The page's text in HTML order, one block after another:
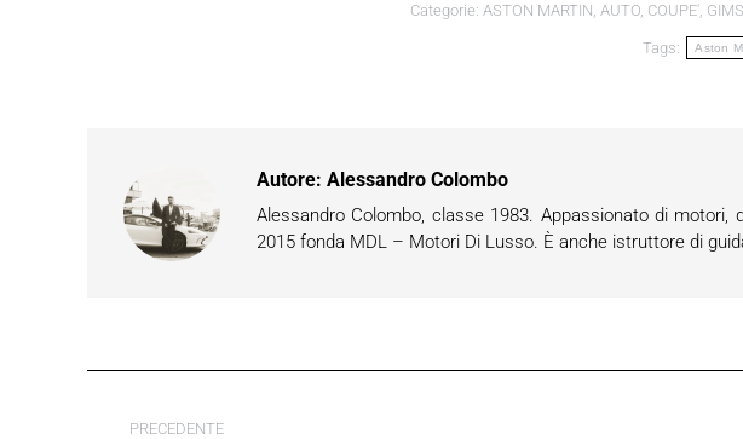
Categorie: ASTON MARTIN, AUTO, COUPE', GIMS
Tags: Aston
Autore: Alessandro Colombo
Alessandro Colombo, classe 1983. Appassionato di
2015 fonda MDL – Motori Di Lusso. È anche istruttore di
PRECEDENTE